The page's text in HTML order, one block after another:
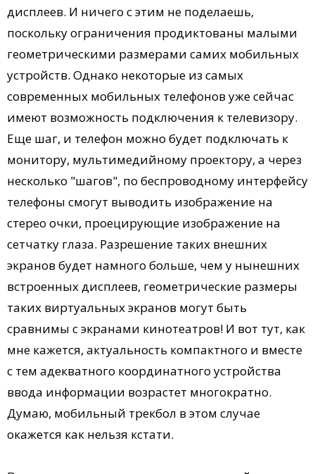
дисплеев. И ничего с этим не поделаешь,
поскольку ограничения продиктованы малыми
геометрическими размерами самих мобильных
устройств. Однако некоторые из самых
современных мобильных телефонов уже сейчас
имеют возможность подключения к телевизору.
Еще шаг, и телефон можно будет подключать к
монитору, мультимедийному проектору, а через
несколько "шагов", по беспроводному интерфейсу
телефоны смогут выводить изображение на
стерео очки, проецирующие изображение на
сетчатку глаза. Разрешение таких внешних
экранов будет намного больше, чем у нынешних
встроенных дисплеев, геометрические размеры
таких виртуальных экранов могут быть
сравнимы с экранами кинотеатров! И вот тут, как
мне кажется, актуальность компактного и вместе
с тем адекватного координатного устройства
ввода информации возрастет многократно.
Думаю, мобильный трекбол в этом случае
окажется как нельзя кстати.